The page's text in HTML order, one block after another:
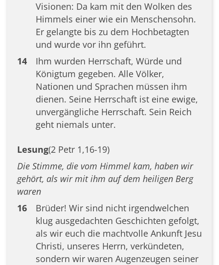
Visionen: Da kam mit den Wolken des
Himmels einer wie ein Menschensohn.
Er gelangte bis zu dem Hochbetagten
und wurde vor ihn geführt.
14
Ihm wurden Herrschaft, Würde und
Königtum gegeben. Alle Völker,
Nationen und Sprachen müssen ihm
dienen. Seine Herrschaft ist eine ewige,
unvergängliche Herrschaft. Sein Reich
geht niemals unter.
Lesung(2 Petr 1,16-19)
Die Stimme, die vom Himmel kam, haben wir
gehört, als wir mit ihm auf dem heiligen Berg
waren
16
Brüder! Wir sind nicht irgendwelchen
klug ausgedachten Geschichten gefolgt,
als wir euch die machtvolle Ankunft Jesu
Christi, unseres Herrn, verkündeten,
sondern wir waren Augenzeugen seiner